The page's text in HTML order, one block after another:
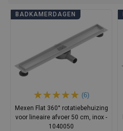
BADKAMERDAGEN
(6)
Mexen Flat 360° rotatiebehuizing
voor lineaire afvoer 50 cm, inox -
1040050